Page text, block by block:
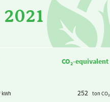
CO₂-equivalent
kWh 252 ton CO₂